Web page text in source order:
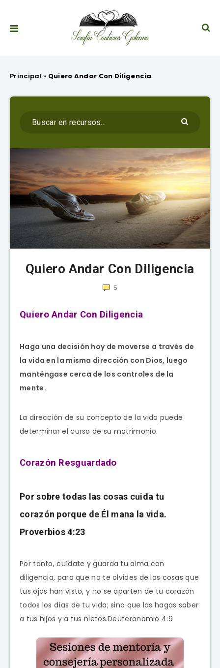
Principal » Quiero Andar Con Diligencia
Quiero Andar Con Diligencia
5
Quiero Andar Con Diligencia
Haga una decisión hoy de moverse a través de
la vida en la misma dirección con Dios, luego
manténgase cerca de los controles de la
mente.
La dirección de su concepto de la vida puede
determinar el curso de su matrimonio.
Corazón Resguardado
Por sobre todas las cosas cuida tu
corazón porque de Él mana la vida.
Proverbios 4:23
Por tanto, cuídate y guarda tu alma con
diligencia, para que no te olvides de las cosas que
tus ojos han visto, y no se aparten de tu corazón
todos los días de tu vida; sino que las hagas saber
a tus hijos y a tus nietos.Deuteronomio 4:9